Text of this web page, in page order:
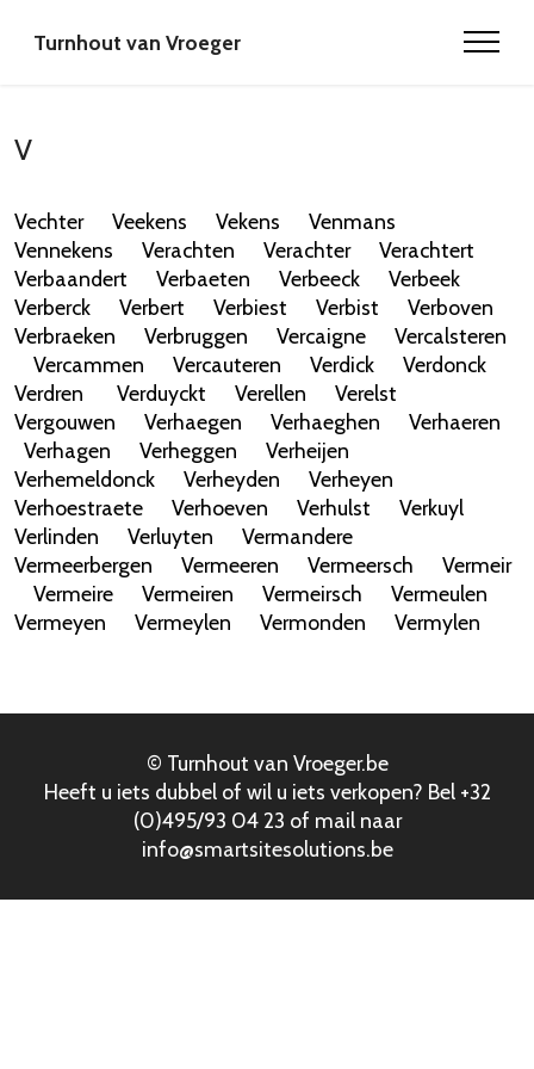
Turnhout van Vroeger
V
Vechter Veekens Vekens
Venmans
Vennekens
Verachten Verachter
Verachtert
Verbaandert
Verbaeten Verbeeck
Verbeek
Verberck
Verbert Verbiest Verbist
Verboven
Verbraeken
Verbruggen Vercaigne
Vercalsteren
Vercammen
Vercauteren Verdick
Verdonck
Verdren
Verduyckt Verellen
Verelst
Vergouwen
Verhaegen Verhaeghen
Verhaeren
Verhagen
Verheggen
Verheijen
Verhemeldonck
Verheyden
Verheyen
Verhoestraete
Verhoeven Verhulst
Verkuyl
Verlinden
Verluyten
Vermandere
Vermeerbergen
Vermeeren Vermeersch
Vermeir
Vermeire
Vermeiren Vermeirsch
Vermeulen
Vermeyen
Vermeylen Vermonden Vermylen
© Turnhout van Vroeger.be
Heeft u iets dubbel of wil u iets verkopen? Bel +32
(0)495/93 04 23 of mail naar
info@smartsitesolutions.be